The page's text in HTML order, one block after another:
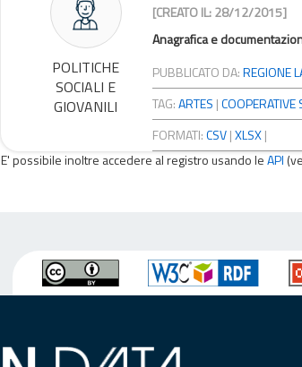
POLITICHE
SOCIALI E
GIOVANILI
[CREATO IL: 28/12/2015]
Anagrafica e
PUBBLICATO DA:REGIONE
TAG:ARTES |COOPERATIVE
FORMATI:CSV |XLSX |
E' possibile inoltre accedere al registro usando leAPI